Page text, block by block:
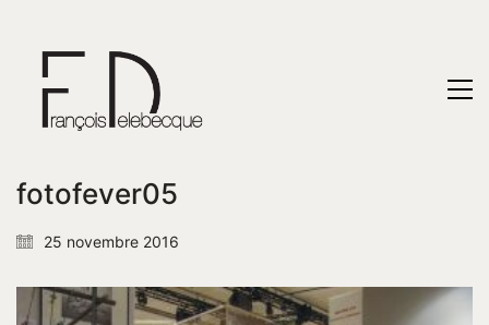
fotofever05
25 novembre 2016